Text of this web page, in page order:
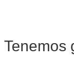
Tenemos